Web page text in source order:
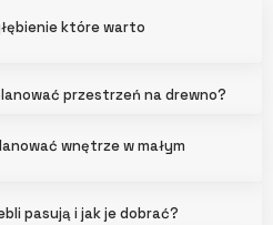
które warto
przestrzeń na drewno?
wnętrze w małym
pasują i jak je dobrać?